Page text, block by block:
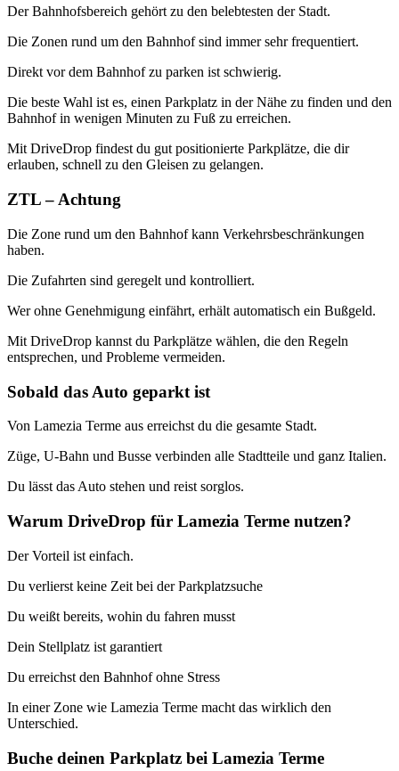
Der Bahnhofsbereich gehört zu den belebtesten der Stadt.
Die Zonen rund um den Bahnhof sind immer sehr frequentiert.
Direkt vor dem Bahnhof zu parken ist schwierig.
Die beste Wahl ist es, einen Parkplatz in der Nähe zu finden und den
Bahnhof in wenigen Minuten zu Fuß zu erreichen.
Mit DriveDrop findest du gut positionierte Parkplätze, die dir
erlauben, schnell zu den Gleisen zu gelangen.
ZTL – Achtung
Die Zone rund um den Bahnhof kann Verkehrsbeschränkungen
haben.
Die Zufahrten sind geregelt und kontrolliert.
Wer ohne Genehmigung einfährt, erhält automatisch ein Bußgeld.
Mit DriveDrop kannst du Parkplätze wählen, die den Regeln
entsprechen, und Probleme vermeiden.
Sobald das Auto geparkt ist
Von Lamezia Terme aus erreichst du die gesamte Stadt.
Züge, U-Bahn und Busse verbinden alle Stadtteile und ganz Italien.
Du lässt das Auto stehen und reist sorglos.
Warum DriveDrop für Lamezia Terme nutzen?
Der Vorteil ist einfach.
Du verlierst keine Zeit bei der Parkplatzsuche
Du weißt bereits, wohin du fahren musst
Dein Stellplatz ist garantiert
Du erreichst den Bahnhof ohne Stress
In einer Zone wie Lamezia Terme macht das wirklich den
Unterschied.
Buche deinen Parkplatz bei Lamezia Terme